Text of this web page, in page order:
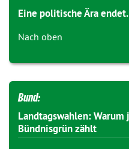
Eine politische Ära
Nach oben
Bund:
Landtagswahlen:
Bündnisgrün zählt